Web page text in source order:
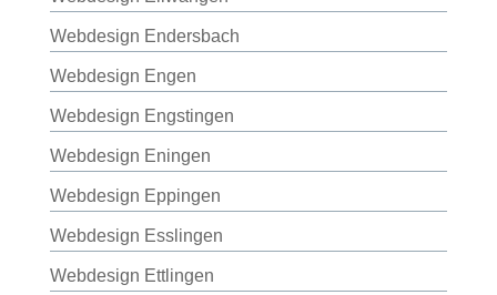
Webdesign Endersbach
Webdesign Engen
Webdesign Engstingen
Webdesign Eningen
Webdesign Eppingen
Webdesign Esslingen
Webdesign Ettlingen